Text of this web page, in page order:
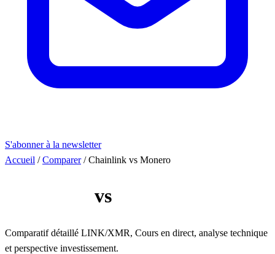
S'abonner à la newsletter
Accueil / Comparer / Chainlink vs Monero
vs
Comparatif détaillé LINK/XMR, Cours en direct, analyse technique
et perspective investissement.